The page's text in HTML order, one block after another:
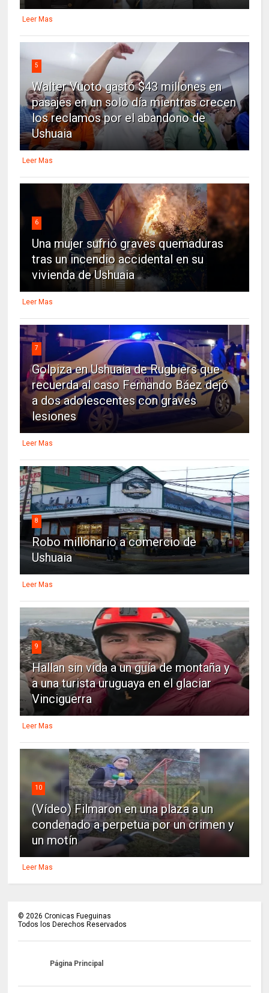
Leer Mas
5
Walter Vuoto gastó $43 millones en
pasajes en un solo día mientras crecen
los reclamos por el abandono de
Ushuaia
Leer Mas
6
Una mujer sufrió graves quemaduras
tras un incendio accidental en su
vivienda de Ushuaia
Leer Mas
7
Golpiza en Ushuaia de Rugbiers que
recuerda al caso Fernando Báez dejó
a dos adolescentes con graves
lesiones
Leer Mas
8
Robo millonario a comercio de
Ushuaia
Leer Mas
9
Hallan sin vida a un guía de montaña y
a una turista uruguaya en el glaciar
Vinciguerra
Leer Mas
10
(Vídeo) Filmaron en una plaza a un
condenado a perpetua por un crimen y
un motín
Leer Mas
© 2026 Cronicas Fueguinas
Todos los Derechos Reservados
Página Principal